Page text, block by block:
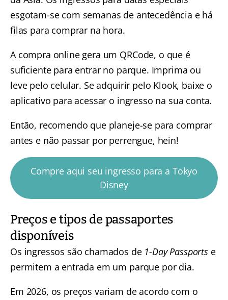
esgotam-se com semanas de antecedência e há
filas para comprar na hora.
A compra online gera um QRCode, o que é
suficiente para entrar no parque. Imprima ou
leve pelo celular. Se adquirir pelo Klook, baixe o
aplicativo para acessar o ingresso na sua conta.
Então, recomendo que planeje-se para comprar
antes e não passar por perrengue, hein!
Compre aqui seu ingresso para a Tokyo
Disney
Preços e tipos de passaportes
disponíveis
Os ingressos são chamados de 1-Day Passportse
permitem a entrada em um parque por dia.
Em 2026, os preços variam de acordo com o